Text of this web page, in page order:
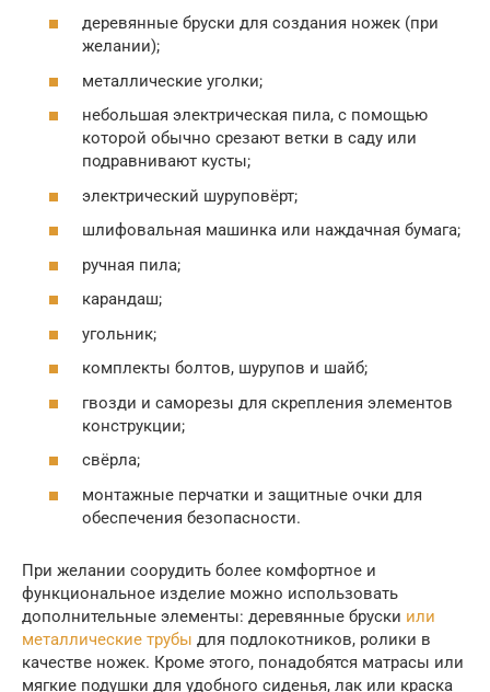
деревянные бруски для создания ножек (при
желании);
металлические уголки;
небольшая электрическая пила, с помощью
которой обычно срезают ветки в саду или
подравнивают кусты;
электрический шуруповёрт;
шлифовальная машинка или наждачная бумага;
ручная пила;
карандаш;
угольник;
комплекты болтов, шурупов и шайб;
гвозди и саморезы для скрепления элементов
конструкции;
свёрла;
монтажные перчатки и защитные очки для
обеспечения безопасности.
При желании соорудить более комфортное и
функциональное изделие можно использовать
дополнительные элементы: деревянные бруски или
металлические трубы для подлокотников, ролики в
качестве ножек. Кроме этого, понадобятся матрасы или
мягкие подушки для удобного сиденья, лак или краска